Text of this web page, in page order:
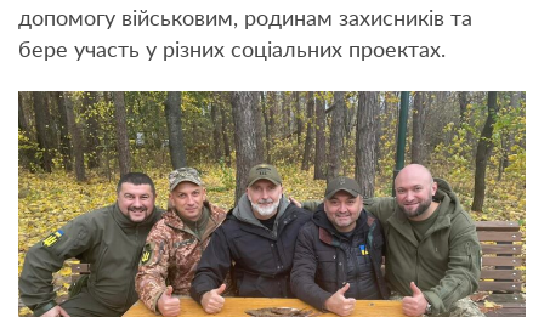
допомогу військовим, родинам захисників та
бере участь у різних соціальних проектах.